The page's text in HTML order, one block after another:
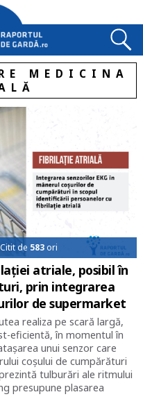
MEDICINA
de 583 ori
atriale, posibil în
prin integrarea
de supermarket
realiza pe scară largă,
eficientă, în momentul în
unui senzor care
coșului de cumpărături
tulburări ale ritmului
presupune plasarea